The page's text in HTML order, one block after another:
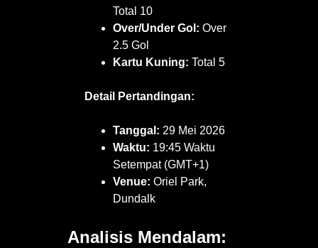
Total 10
Over/Under Gol: Over
2.5 Gol
Kartu Kuning: Total 5
Detail Pertandingan:
Tanggal: 29 Mei 2026
Waktu: 19:45 Waktu
Setempat (GMT+1)
Venue: Oriel Park,
Dundalk
Analisis Mendalam: